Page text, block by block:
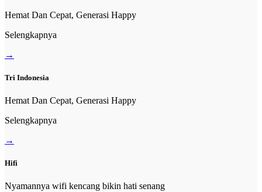
Hemat Dan Cepat, Generasi Happy
Selengkapnya
→
Tri Indonesia
Hemat Dan Cepat, Generasi Happy
Selengkapnya
→
Hifi
Nyamannya wifi kencang bikin hati senang